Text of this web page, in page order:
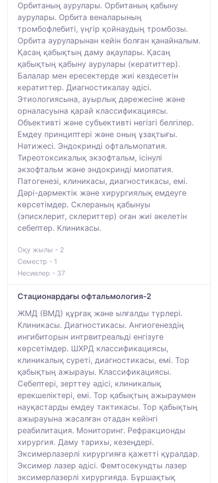
Орбитаның аурулары. Орбитаның қабыну
аурулары. Орбита веналарының
тромбофлебиті, үңгір қойнаудың тромбозы.
Орбита ауруларынан кейін болған қанайналым.
Қасаң қабықтың даму ақаулары. Қасаң
қабықтың қабыну аурулары (кератиттер).
Балалар мен ересектерде жиі кездесетін
кератиттер. Диагностикалау әдісі.
Этиологиясына, ауырлық дәрежесіне және
орналасуына қарай классификациясы.
Объективті және субъективті негізгі белгілер.
Емдеу принциптері және оның ұзақтығы.
Нәтижесі. Эндокринді офтальмопатия.
Тиреотоксикалық экзофтальм, ісінулі
экзофтальм және эндокринді миопатия.
Патогенезі, клиникасы, диагностикасы, емі.
Дәрі-дәрмектік және хирургиялық емдеуге
көрсетімдер. Склераның қабынуы
(эписклерит, склериттер) оған жиі әкелетін
себептер. Клиникасы.
Оқу жылы - 2
Семестр - 1
Несиелер - 37
Стационардағы офтальмология-2
ЖМД (ВМД) құрғақ және ылғалды түрлері.
Клиникасы. Диагностикасы. Ангиогенездің
ингибиторын интрвитреальді енгізуге
көрсетімдер. ШХРД классификациясы,
клиникалық суреті, диагностикасы, емі. Тор
қабықтың ажырауы. Классификациясы.
Себептері, зерттеу әдісі, клиникалық
ерекшеліктері, емі. Тор қабықтың ажыраумен
науқастарды емдеу тактикасы. Тор қабықтың
ажырауына жасалған отадан кейінгі
реабилитация. Мониторинг. Рефракционды
хирургия. Даму тарихы, кезеңдері.
Эксимерлазерлі хирургияға қажетті құралдар.
Эксимер лазер әдісі. Фемтосекундты лазер
эксимерлазерлі хирургияда. Бұршақтық